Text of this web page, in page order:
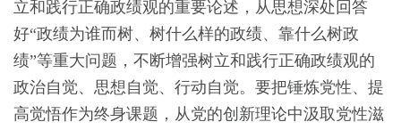
立和践行正确政绩观的重要论述，从思想深处回答
好“政绩为谁而树、树什么样的政绩、靠什么树政
绩”等重大问题，不断增强树立和践行正确政绩观的
政治自觉、思想自觉、行动自觉。要把锤炼党性、提
高觉悟作为终身课题，从党的创新理论中汲取党性滋